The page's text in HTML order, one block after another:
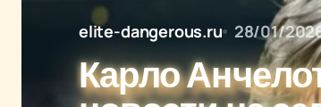
elite-dangerous.ru 28/01/
Карло